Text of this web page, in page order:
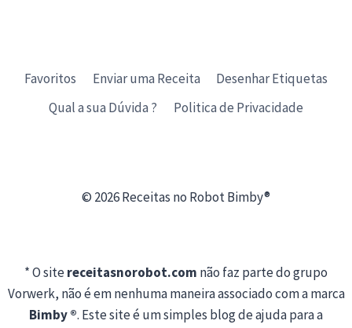
Favoritos Enviar uma Receita
Desenhar Etiquetas
Qual a sua Dúvida ?
Politica de Privacidade
© 2026 Receitas no Robot Bimby®
* O sitereceitasnorobot.com não faz parte do grupo
Vorwerk, não é em nenhuma maneira associado com a marca
Bimby ®. Este site é um simples blog de ajuda para a